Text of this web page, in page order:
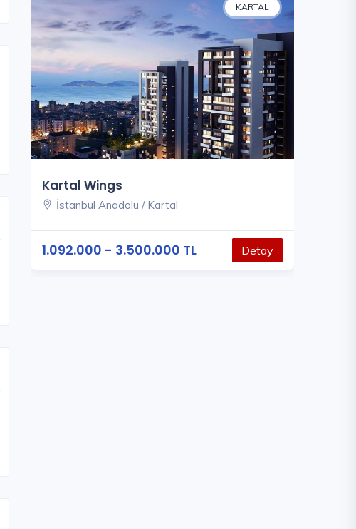
KARTAL
Kartal Wings
İstanbul Anadolu / Kartal
1.092.000 - 3.500.000 TL Detay